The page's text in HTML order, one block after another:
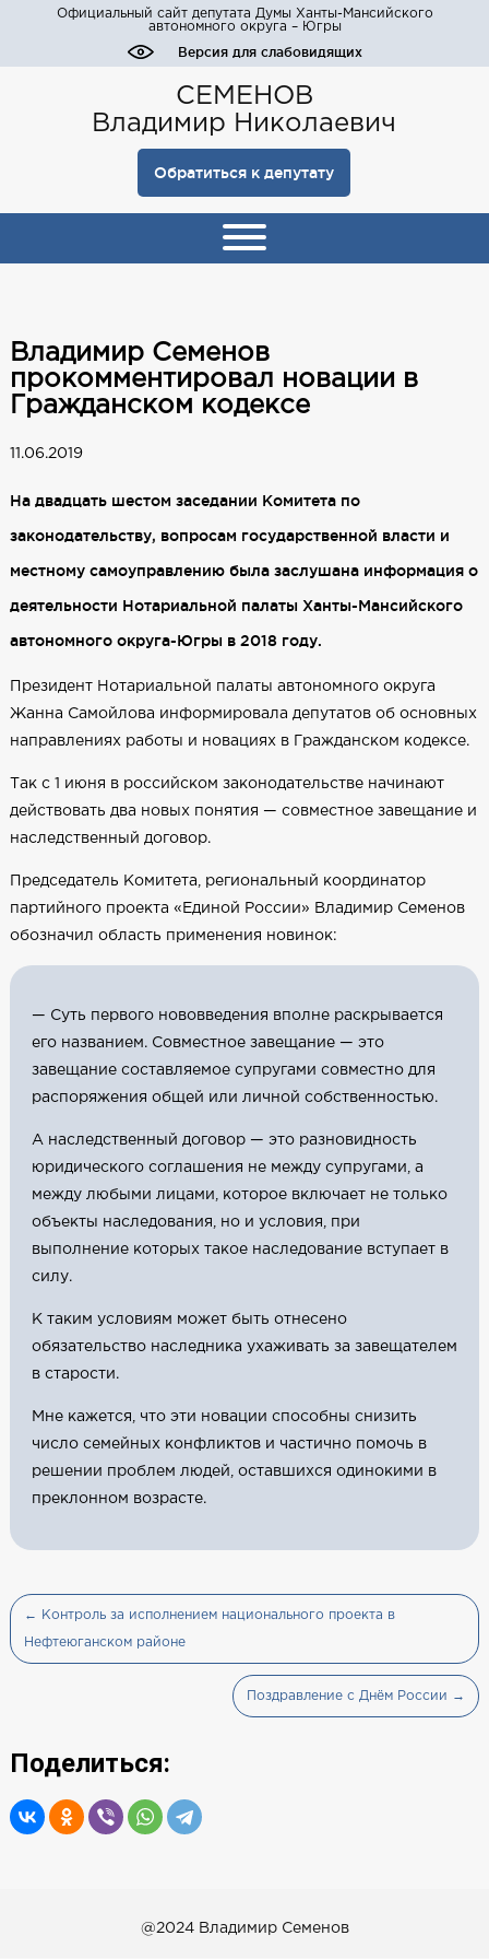
Официальный сайт депутата Думы Ханты-Мансийского
автономного округа – Югры
Версия для слабовидящих
СЕМЕНОВ
Владимир Николаевич
Обратиться к депутату
Владимир Семенов
прокомментировал новации в
Гражданском кодексе
11.06.2019
На двадцать шестом заседании Комитета по
законодательству, вопросам государственной власти и
местному самоуправлению была заслушана информация о
деятельности Нотариальной палаты Ханты-Мансийского
автономного округа-Югры в 2018 году.
Президент Нотариальной палаты автономного округа
Жанна Самойлова информировала депутатов об основных
направлениях работы и новациях в Гражданском кодексе.
Так с 1 июня в российском законодательстве начинают
действовать два новых понятия — совместное завещание и
наследственный договор.
Председатель Комитета, региональный координатор
партийного проекта «Единой России» Владимир Семенов
обозначил область применения новинок:
— Суть первого нововведения вполне раскрывается
его названием. Совместное завещание — это
завещание составляемое супругами совместно для
распоряжения общей или личной собственностью.
А наследственный договор — это разновидность
юридического соглашения не между супругами, а
между любыми лицами, которое включает не только
объекты наследования, но и условия, при
выполнение которых такое наследование вступает в
силу.
К таким условиям может быть отнесено
обязательство наследника ухаживать за завещателем
в старости.
Мне кажется, что эти новации способны снизить
число семейных конфликтов и частично помочь в
решении проблем людей, оставшихся одинокими в
преклонном возрасте.
← Контроль за исполнением национального проекта в
Нефтеюганском районе
Поздравление с Днём России →
Поделиться:
@2024 Владимир Семенов